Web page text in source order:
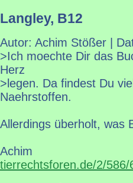
Langley, B12
Autor: Achim Stößer |
>Ich moechte Dir das
Herz
>legen. Da findest Du
Naehrstoffen.
Allerdings überholt, was
Achim
tierrechtsforen.de/2/586/